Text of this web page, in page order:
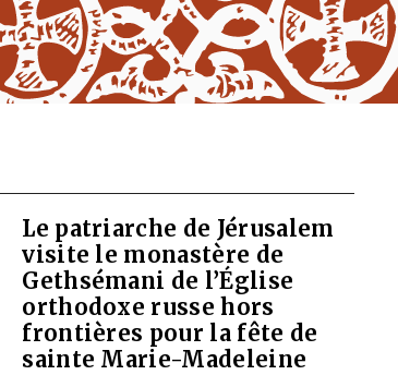
Le patriarche de Jérusalem
visite le monastère de
Gethsémani de l’Église
orthodoxe russe hors
frontières pour la fête de
sainte Marie-Madeleine